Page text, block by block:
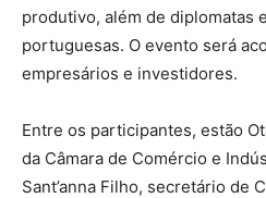
produtivo, além de diplomatas
portuguesas. O evento será
empresários e investidores.
Entre os participantes, estão
da Câmara de Comércio e
Sant’anna Filho, secretário de